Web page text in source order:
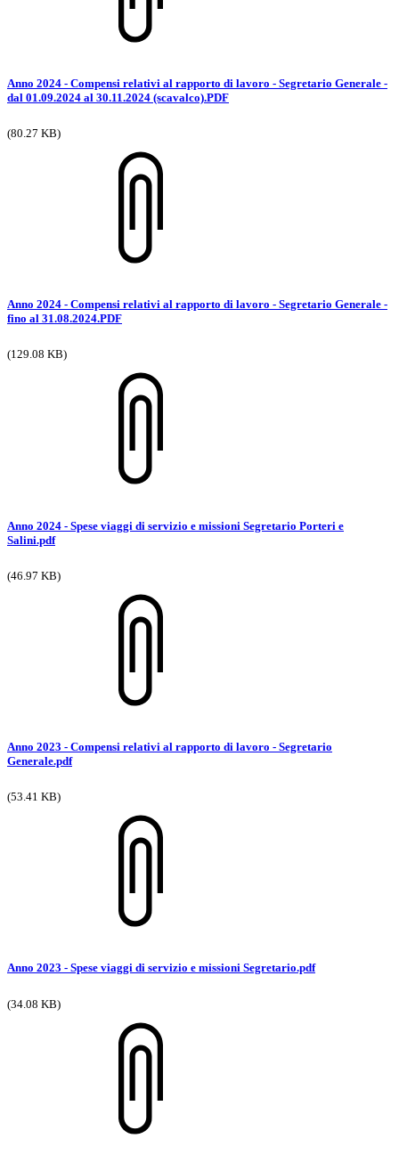
Anno 2024 - Compensi relativi al rapporto di lavoro - Segretario Generale -
dal 01.09.2024 al 30.11.2024 (scavalco).PDF
(80.27 KB)
Anno 2024 - Compensi relativi al rapporto di lavoro - Segretario Generale -
fino al 31.08.2024.PDF
(129.08 KB)
Anno 2024 - Spese viaggi di servizio e missioni Segretario Porteri e
Salini.pdf
(46.97 KB)
Anno 2023 - Compensi relativi al rapporto di lavoro - Segretario
Generale.pdf
(53.41 KB)
Anno 2023 - Spese viaggi di servizio e missioni Segretario.pdf
(34.08 KB)